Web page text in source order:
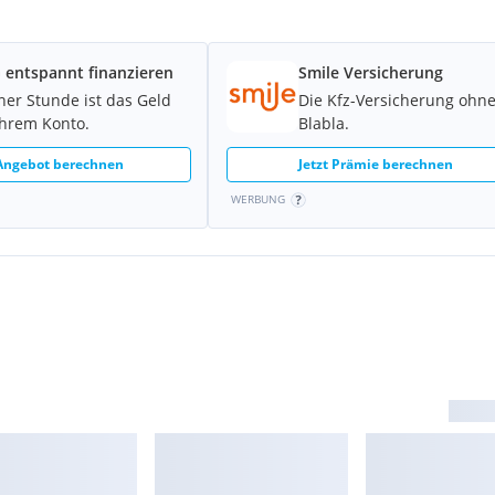
in Wagenfarbe
Automatik
auf Beifahrerseite
entspannt finanzieren
Stunde ist das Geld
Konto.
berechnen
Smile Versicherung
Die Kfz-Versicherung ohne
Blabla.
Jetzt Prämie berechnen
WERBUNG